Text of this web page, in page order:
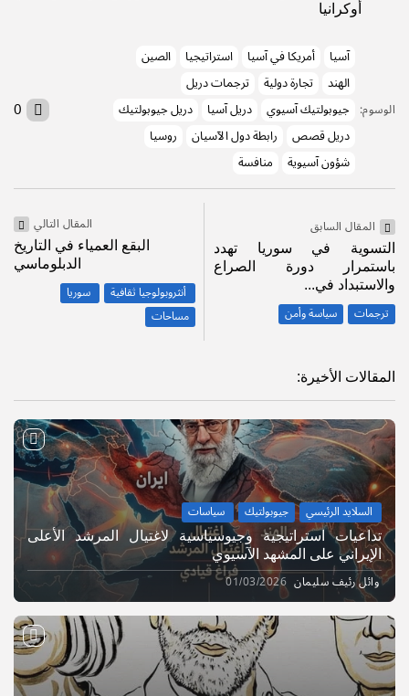
أوكرانيا
الوسوم:
آسيا أمريكا في آسيا استراتيجيا
الصين
الهند تجارة دولية ترجمات دريل
جيوبولتيك آسيوي دريل آسيا
دريل جيوبولتيك
دريل قصص
رابطة دول الآسيان
روسيا
شؤون آسيوية
منافسة
0
المقال السابق
التسوية في سوريا تهدد
باستمرار دورة الصراع
والاستبداد في...
ترجمات سياسة وأمن
المقال التالي
البقع العمياء في التاريخ
الدبلوماسي
أنثروبولوجيا ثقافية
سوريا
مساحات
المقالات الأخيرة:
السلايد الرئيسي جيوبولتيك سياسات
تداعيات استراتيجية وجيوسياسية لاغتيال المرشد الأعلى
الإيراني على المشهد الآسيوي
وائل رئيف سليمان 01/03/2026